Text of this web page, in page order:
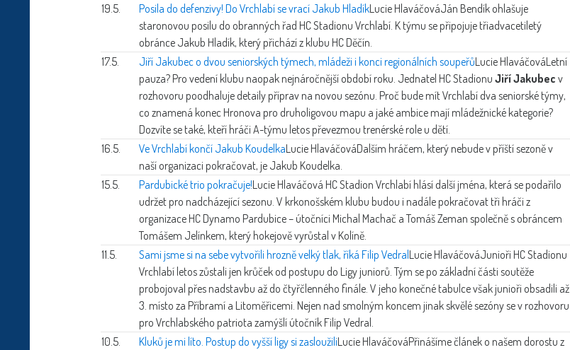
19.5.
Posila do defenzivy! Do Vrchlabí se vrací Jakub HladíkLucie HlaváčováJán Bendík ohlašuje
staronovou posilu do obranných řad HC Stadionu Vrchlabí. K týmu se připojuje třiadvacetiletý
obránce Jakub Hladík, který přichází z klubu HC Děčín.
17.5.
Jiří Jakubec o dvou seniorských týmech, mládeži i konci regionálních soupeřůLucie HlaváčováLetní
pauza? Pro vedení klubu naopak nejnáročnější období roku. Jednatel HC Stadionu Jiří Jakubec v
rozhovoru poodhaluje detaily příprav na novou sezónu. Proč bude mít Vrchlabí dva seniorské týmy,
co znamená konec Hronova pro druholigovou mapu a jaké ambice mají mládežnické kategorie?
Dozvíte se také, kteří hráči A-týmu letos převezmou trenérské role u dětí.
16.5.
Ve Vrchlabí končí Jakub KoudelkaLucie HlaváčováDalším hráčem, který nebude v příští sezoně v
naší organizaci pokračovat, je Jakub Koudelka.
15.5.
Pardubické trio pokračuje!Lucie Hlaváčová HC Stadion Vrchlabí hlásí další jména, která se podařilo
udržet pro nadcházející sezonu. V krkonošském klubu budou i nadále pokračovat tři hráči z
organizace HC Dynamo Pardubice – útočníci Michal Machač a Tomáš Zeman společně s obráncem
Tomášem Jelínkem, který hokejově vyrůstal v Kolíně.
11.5.
Sami jsme si na sebe vytvořili hrozně velký tlak, říká Filip VedralLucie HlaváčováJunioři HC Stadionu
Vrchlabí letos zůstali jen krůček od postupu do Ligy juniorů. Tým se po základní části soutěže
probojoval přes nadstavbu až do čtyřčlenného finále. V jeho konečné tabulce však junioři obsadili až
3. místo za Příbramí a Litoměřicemi. Nejen nad smolným koncem jinak skvělé sezóny se v rozhovoru
pro Vrchlabského patriota zamýšlí útočník Filip Vedral.
10.5.
Kluků je mi líto. Postup do vyšší ligy si zasloužiliLucie HlaváčováPřinášíme článek o našem dorostu z